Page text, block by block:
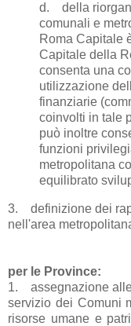
d.
della
comunali e
Roma Capitale
Capitale della
consenta una
utilizzazione
finanziarie
coinvolti in tale
può inoltre
funzioni
metropolitana
equilibrato
3.
definizione dei
nell'area
per le Province:
1.
assegnazione
servizio dei Comuni
risorse umane e